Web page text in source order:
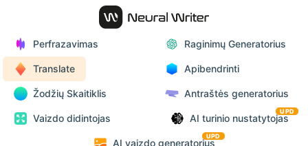
Perfrazavimas Raginimų Generatorius
Translate Apibendrinti
Žodžių Skaitiklis Antraštės generatorius
Vaizdo didintojas AI turinio nustatytojas
UPD
AI vaizdo generatorius
UPD